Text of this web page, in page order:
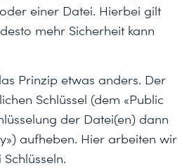
einer Datei. Hierbei gilt
mehr Sicherheit kann
Prinzip etwas anders. Der
Schlüssel (dem «Public
der Datei(en) dann
aufheben. Hier arbeiten wir